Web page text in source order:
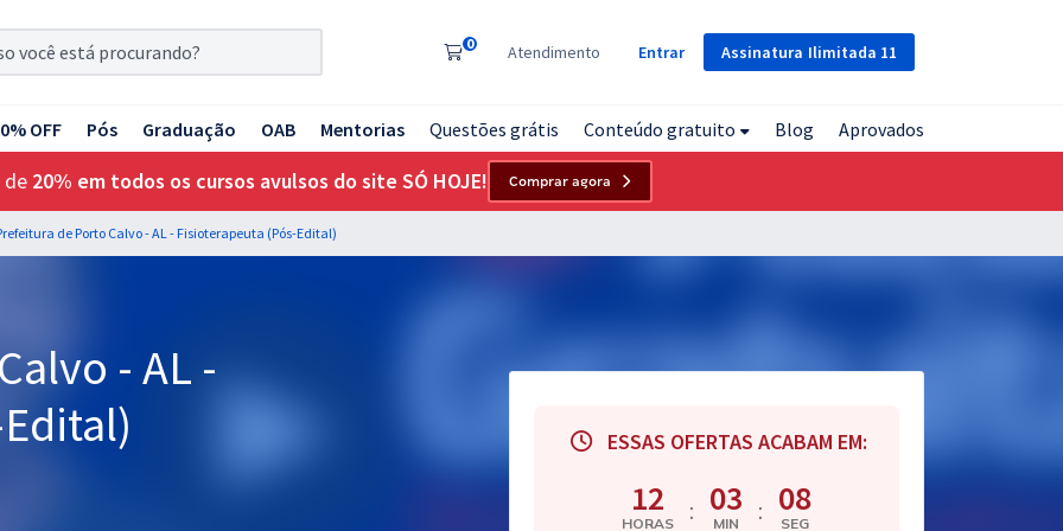
Assinatura Ilimitada 11
0 Atendimento Entrar
OFF Pós Graduação OAB Mentorias Questões grátis Conteúdo gratuito Blog Aprovados
de 20% em todos os cursos avulsos do site SÓ HOJE! Comprar agora
de Porto Calvo - AL - Fisioterapeuta (Pós-Edital)
- AL -
ESSAS OFERTAS ACABAM EM:
12
HORAS : 03
MIN : 07
SEG